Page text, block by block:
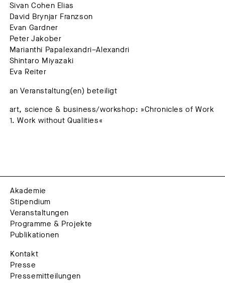
Sivan Cohen Elias
David Brynjar Franzson
Evan Gardner
Peter Jakober
Marianthi Papalexandri–Alexandri
Shintaro Miyazaki
Eva Reiter
an Veranstaltung(en) beteiligt
art, science & business/workshop: »Chronicles of Work
1. Work without Qualities«
Akademie
Stipendium
Veranstaltungen
Programme & Projekte
Publikationen
Kontakt
Presse
Pressemitteilungen